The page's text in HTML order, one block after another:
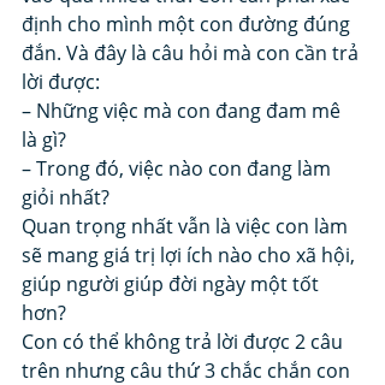
định cho mình một con đường đúng
đắn. Và đây là câu hỏi mà con cần trả
lời được:
– Những việc mà con đang đam mê
là gì?
– Trong đó, việc nào con đang làm
giỏi nhất?
Quan trọng nhất vẫn là việc con làm
sẽ mang giá trị lợi ích nào cho xã hội,
giúp người giúp đời ngày một tốt
hơn?
Con có thể không trả lời được 2 câu
trên nhưng câu thứ 3 chắc chắn con